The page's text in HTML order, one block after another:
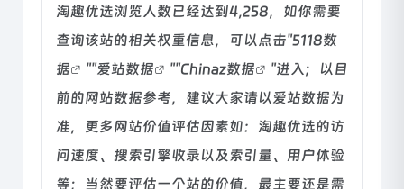
淘趣优选浏览人数已经达到4,258，如你需要
查询该站的相关权重信息，可以点击"5118数
据
""爱站数据 ""Chinaz数据
"进入；以目
前的网站数据参考，建议大家请以爱站数据为
准，更多网站价值评估因素如：淘趣优选的访
问速度、搜索引擎收录以及索引量、用户体验
等；当然要评估一个站的价值，最主要还是需